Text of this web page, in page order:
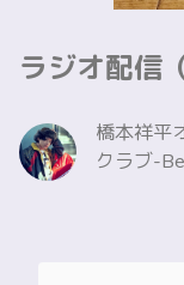
ラジオ配信
橋本祥平
クラブ-